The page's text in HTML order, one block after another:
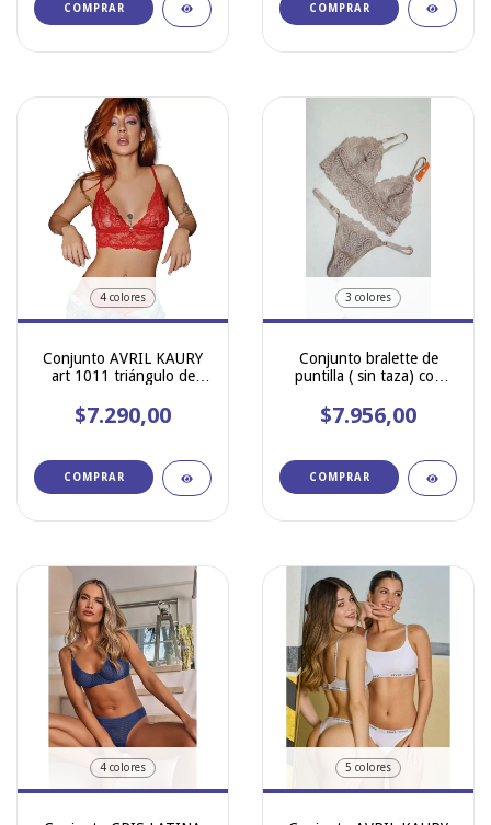
COMPRAR COMPRAR
4 colores
Conjunto AVRIL KAURY
art 1011 triángulo de
$7.290,00
COMPRAR
3 colores
Conjunto bralette de
puntilla ( sin taza) con
LATINA 103
$7.956,00
COMPRAR
4 colores 5 colores